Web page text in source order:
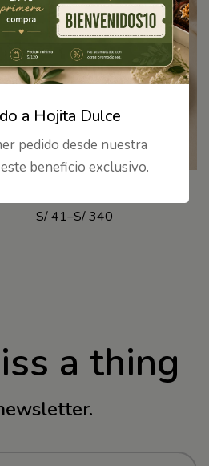
S/41–S/340
a thing
a Hojita Dulce
pedido desde nuestra
beneficio exclusivo.